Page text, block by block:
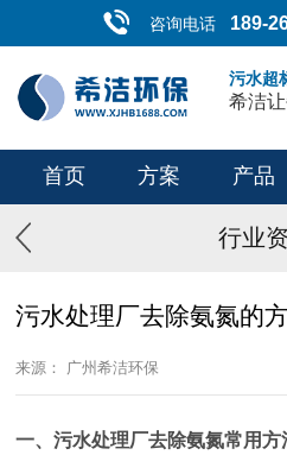
咨询电话 189-
污水超
希洁
首页 方案 产品
行业
污水处理厂去除氨氮的方
来源： 广州希洁环保
一、污水处理厂去除氨氮常用方